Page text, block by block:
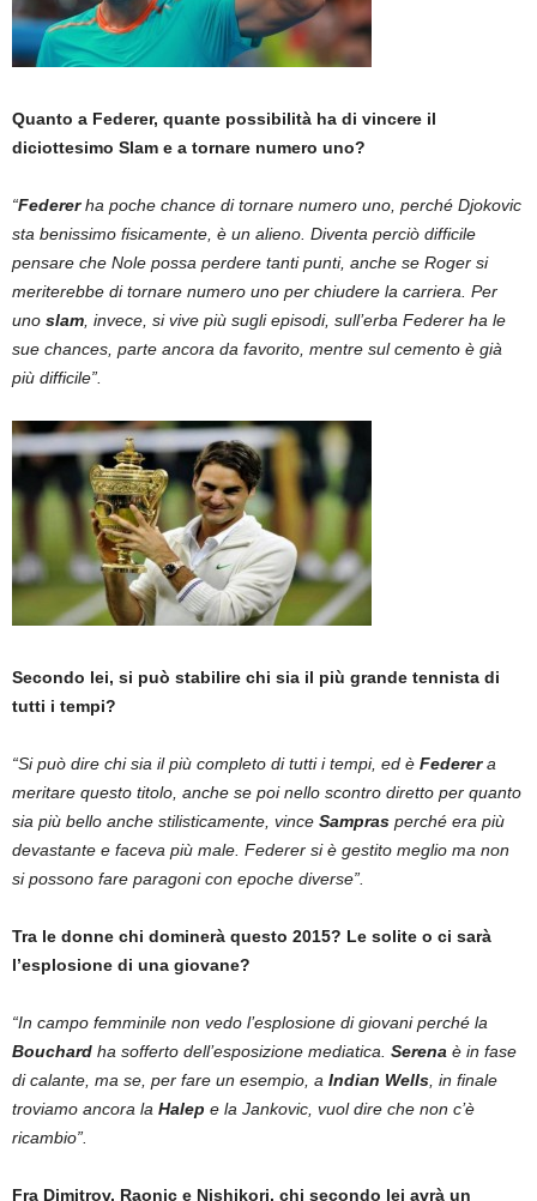
Quanto a Federer, quante possibilità ha di vincere il
diciottesimo Slam e a tornare numero uno?
“Federerha poche chance di tornare numero uno, perché Djokovic
sta benissimo fisicamente, è un alieno. Diventa perciò difficile
pensare che Nole possa perdere tanti punti, anche se Roger si
meriterebbe di tornare numero uno per chiudere la carriera. Per
uno slam , invece, si vive più sugli episodi, sull’erba Federer ha le
sue chances, parte ancora da favorito, mentre sul cemento è già
più difficile”.
Secondo lei, si può stabilire chi sia il più grande tennista di
tutti i tempi?
“Si può dire chi sia il più completo di tutti i tempi, ed è Federera
meritare questo titolo, anche se poi nello scontro diretto per quanto
sia più bello anche stilisticamente, vince Sampras perché era più
devastante e faceva più male. Federer si è gestito meglio ma non
si possono fare paragoni con epoche diverse”.
Tra le donne chi dominerà questo 2015? Le solite o ci sarà
l’esplosione di una giovane?
“In campo femminile non vedo l’esplosione di giovani perché la
Bouchard ha sofferto dell’esposizione mediatica. Serena è in fase
di calante, ma se, per fare un esempio, a Indian Wells , in finale
troviamo ancora la Halep e la Jankovic, vuol dire che non c’è
ricambio”.
Fra Dimitrov, Raonic e Nishikori, chi secondo lei avrà un